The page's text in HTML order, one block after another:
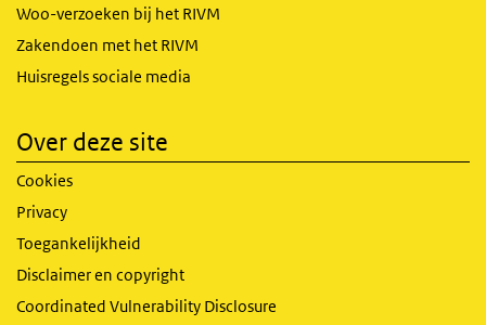
Woo-verzoeken bij het RIVM
Zakendoen met het RIVM
Huisregels sociale media
Over deze site
Cookies
Privacy
Toegankelijkheid
Disclaimer en copyright
Coordinated Vulnerability Disclosure